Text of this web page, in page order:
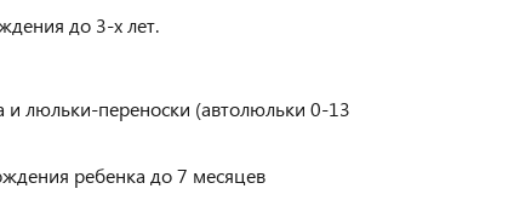
до 3-х лет.
и люльки-переноски (автолюльки 0-13
ребенка до 7 месяцев